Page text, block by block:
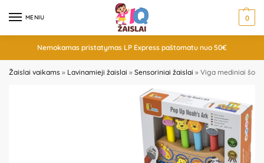
MENIU 0
Nemokamas pristatymas LP Express paštomatu nuo 50€
Žaislai vaikams » Lavinamieji žaislai » Sensoriniai žaislai » Viga mediniai